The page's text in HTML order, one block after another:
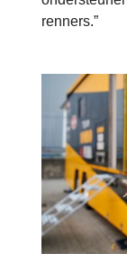
renners.”